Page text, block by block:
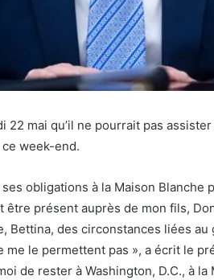
22 mai qu’il ne pourrait pas
week-end.
obligations à la Maison Blanche
être présent auprès de mon fils,
Bettina, des circonstances liées
me le permettent pas », a écrit le
de rester à Washington, D.C., à